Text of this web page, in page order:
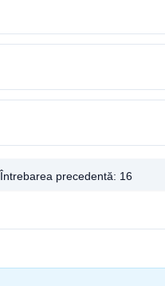
Întrebarea precedentă: 16